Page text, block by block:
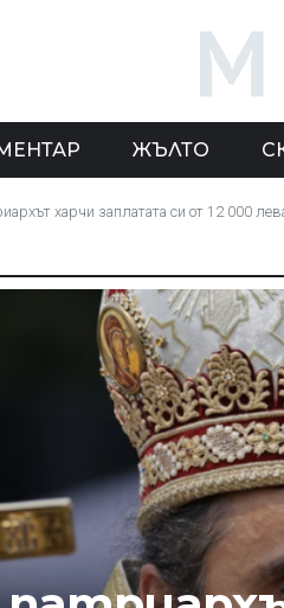
ЖЪЛТО
харчи заплатата си от 12 000